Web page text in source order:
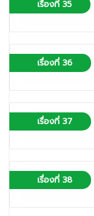
เรื่องที่ 35
เรื่องที่ 36
เรื่องที่ 37
เรื่องที่ 38